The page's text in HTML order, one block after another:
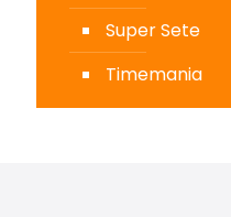
Super Sete
Timemania